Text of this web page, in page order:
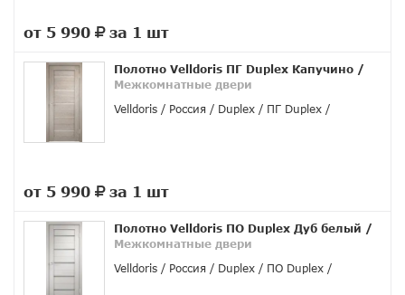
от 5 990
за 1 шт
Полотно Velldoris ПГ Duplex Капучино /
Межкомнатные двери
Velldoris
Россия Duplex ПГ Duplex
от 5 990
за 1 шт
Полотно Velldoris ПО Duplex Дуб белый /
Межкомнатные двери
Velldoris
Россия Duplex ПО Duplex